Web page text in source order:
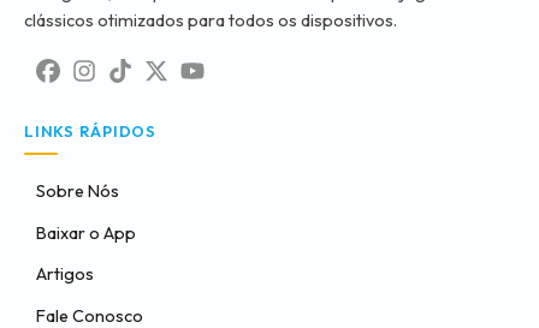
clássicos otimizados para todos os dispositivos.
LINKS RÁPIDOS
Sobre Nós
Baixar o App
Artigos
Fale Conosco